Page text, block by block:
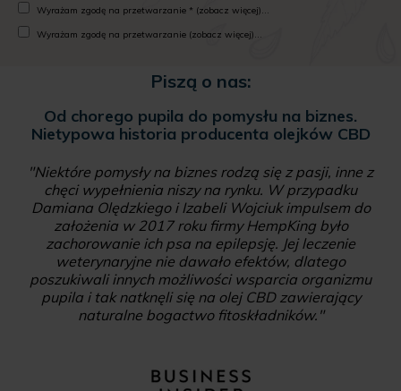
Wyrażam zgodę na przetwarzanie * (zobacz więcej)...
Wyrażam zgodę na przetwarzanie (zobacz więcej)...
Piszą o nas:
Od chorego pupila do pomysłu na biznes.
Nietypowa historia producenta olejków CBD
"Niektóre pomysły na biznes rodzą się z pasji, inne z
chęci wypełnienia niszy na rynku. W przypadku
Damiana Olędzkiego i Izabeli Wojciuk impulsem do
założenia w 2017 roku firmy HempKing było
zachorowanie ich psa na epilepsję. Jej leczenie
weterynaryjne nie dawało efektów, dlatego
poszukiwali innych możliwości wsparcia organizmu
pupila i tak natknęli się na olej CBD zawierający
naturalne bogactwo fitoskładników."